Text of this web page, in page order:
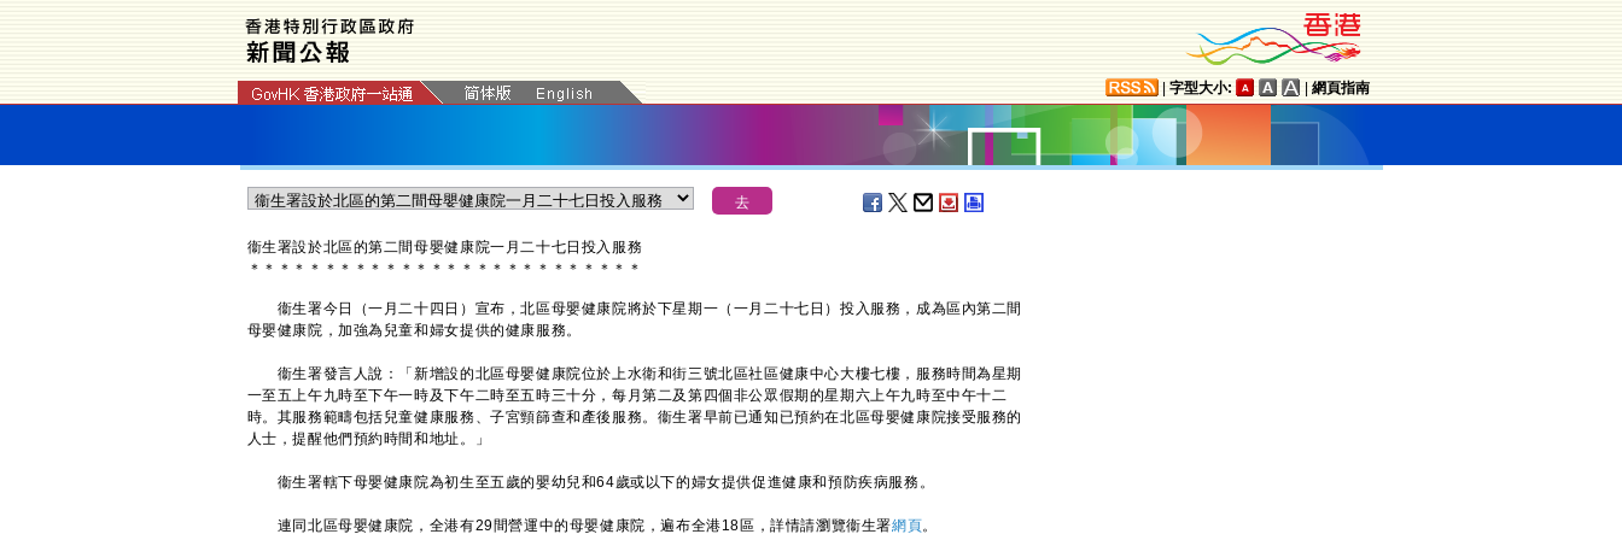
字型大小: 網頁指南
衞生署設於北區的第二間母嬰健康院一月二十七日投入服務
＊ ＊ ＊ ＊ ＊ ＊ ＊ ＊ ＊ ＊ ＊ ＊ ＊ ＊ ＊ ＊ ＊ ＊ ＊ ＊ ＊ ＊ ＊ ＊ ＊ ＊
衞生署今日（一月二十四日）宣布，北區母嬰健康院將於下星期一（一月二十七日）投入服務，成為區內第二間
母嬰健康院，加強為兒童和婦女提供的健康服務。
衞生署發言人說：「新增設的北區母嬰健康院位於上水衛和街三號北區社區健康中心大樓七樓，服務時間為星期
一至五上午九時至下午一時及​下午二時至五時三十分，每月第二及第四個非公眾假期的星期六上午九時至中午十二
時。其服務範疇包括兒童健康服務、子宮頸篩查和產後服務。衞生署早前已通知已預約在北區母嬰健康院接受服務的
人士，提醒他們預約時間和地址。」
衞生署轄下母嬰健康院為初生至五歲的嬰幼兒和64歲或以下的婦女提供促進健康和預防疾病服務。
連同北區母嬰健康院，全港有29間營運中的母嬰健康院，遍布全港18區，詳情請瀏覽衞生署網頁。